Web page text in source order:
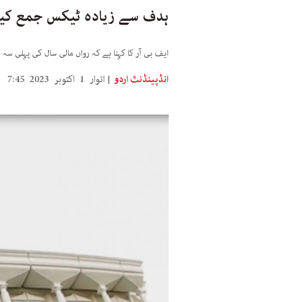
ہدف سے زیادہ ٹیکس جمع
ایف بی آر کا کہنا ہے کہ رواں مالی سال کی پہلی
انڈپینڈنٹ اردو اتوار 1 اکتوبر 2023 7:45